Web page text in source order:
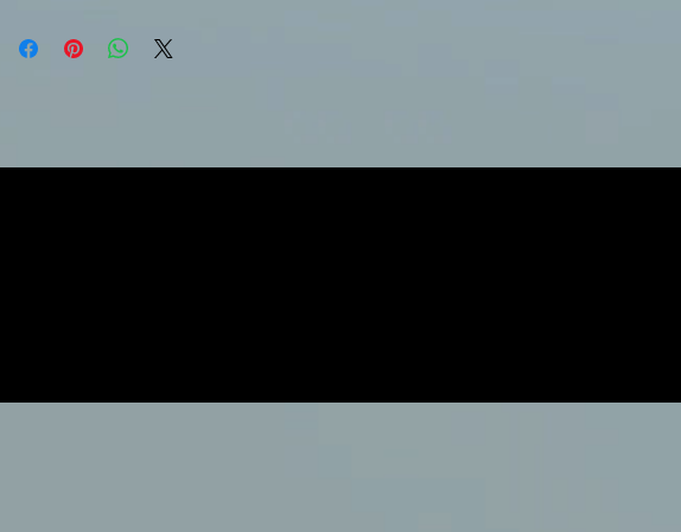
ofrecerles una política de reembolso clara y sencilla,
generas confianza y credibilidad en tus clientes, pues
información sobre tus métodos de envío, costos y